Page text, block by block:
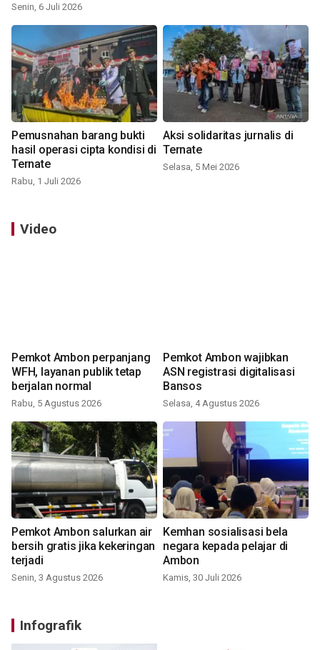
Senin, 6 Juli 2026
Pemusnahan barang bukti
hasil operasi cipta kondisi di
Ternate
Rabu, 1 Juli 2026
Aksi solidaritas jurnalis di
Ternate
Selasa, 5 Mei 2026
Video
Pemkot Ambon perpanjang
WFH, layanan publik tetap
berjalan normal
Rabu, 5 Agustus 2026
Pemkot Ambon wajibkan
ASN registrasi digitalisasi
Bansos
Selasa, 4 Agustus 2026
Pemkot Ambon salurkan air
bersih gratis jika kekeringan
terjadi
Senin, 3 Agustus 2026
Kemhan sosialisasi bela
negara kepada pelajar di
Ambon
Kamis, 30 Juli 2026
Infografik